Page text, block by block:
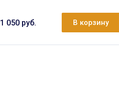
1 050 руб. В корзину